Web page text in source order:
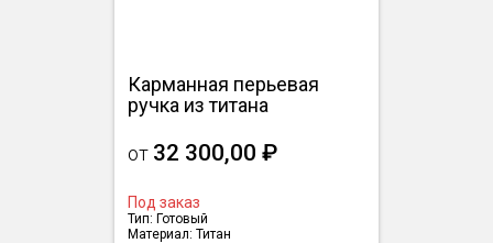
Карманная перьевая
ручка из титана
от 32 300,00 ₽
Под заказ
Тип: Готовый
Материал: Титан